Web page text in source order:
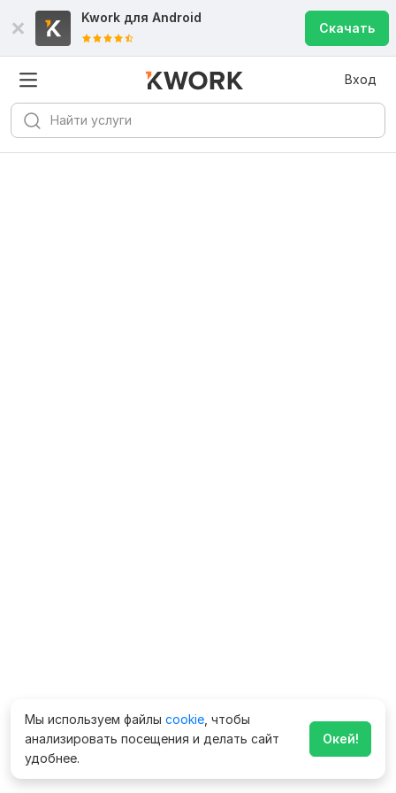
Kwork для Android
Скачать
Вход
Мы используем файлы cookie , чтобы
анализировать посещения и делать сайт
удобнее.
Окей!